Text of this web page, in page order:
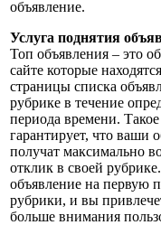
объявление.
Услуга поднятия
Топ объявления – это
сайте которые
страницы списка
рубрике в течение
периода времени.
гарантирует, что ваши
получат максимально
отклик в своей
объявление на первую
рубрики, и вы
больше внимания